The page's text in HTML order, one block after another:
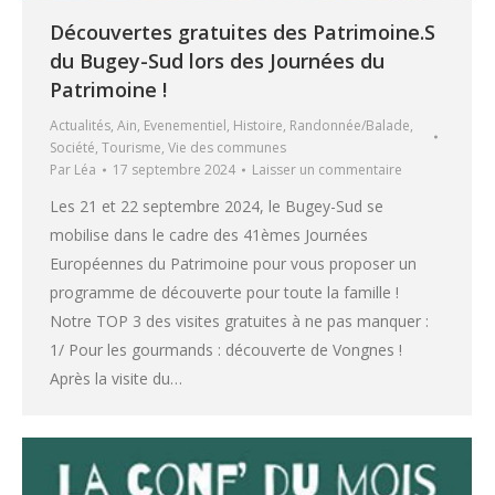
Découvertes gratuites des Patrimoine.S
du Bugey-Sud lors des Journées du
Patrimoine !
Actualités, Ain, Evenementiel, Histoire, Randonnée/Balade,
Société, Tourisme, Vie des communes
Par Léa 17 septembre 2024 Laisser un commentaire
Les 21 et 22 septembre 2024, le Bugey-Sud se
mobilise dans le cadre des 41èmes Journées
Européennes du Patrimoine pour vous proposer un
programme de découverte pour toute la famille !
Notre TOP 3 des visites gratuites à ne pas manquer :
1/ Pour les gourmands : découverte de Vongnes !
Après la visite du…